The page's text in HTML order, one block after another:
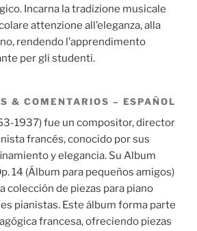
Incarna la tradizione musicale
attenzione all’eleganza, alla
rendendo l’apprendimento
per gli studenti.
& COMENTARIOS – ESPAÑOL
1937) fue un compositor, director
francés, conocido por sus
y elegancia. Su Album
14 (Álbum para pequeños amigos)
colección de piezas para piano
pianistas. Este álbum forma parte
francesa, ofreciendo piezas